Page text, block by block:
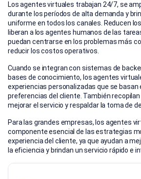
Los agentes virtuales trabajan 24/7, se
durante los períodos de alta demanda y
uniforme en todos los canales. Reducen
liberan a los agentes humanos de las
puedan centrarse en los problemas más
reducir los costos operativos.
Cuando se integran con sistemas de
bases de conocimiento, los agentes
experiencias personalizadas que se basan
preferencias del cliente. También
mejorar el servicio y respaldar la toma de
Para las grandes empresas, los agentes
componente esencial de las estrategias
experiencia del cliente, ya que ayudan a
la eficiencia y brindan un servicio rápido e